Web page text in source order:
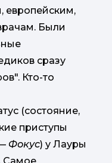
европейским,
Были
сразу
Кто-то
(состояние,
приступы
Фокус) у Лауры